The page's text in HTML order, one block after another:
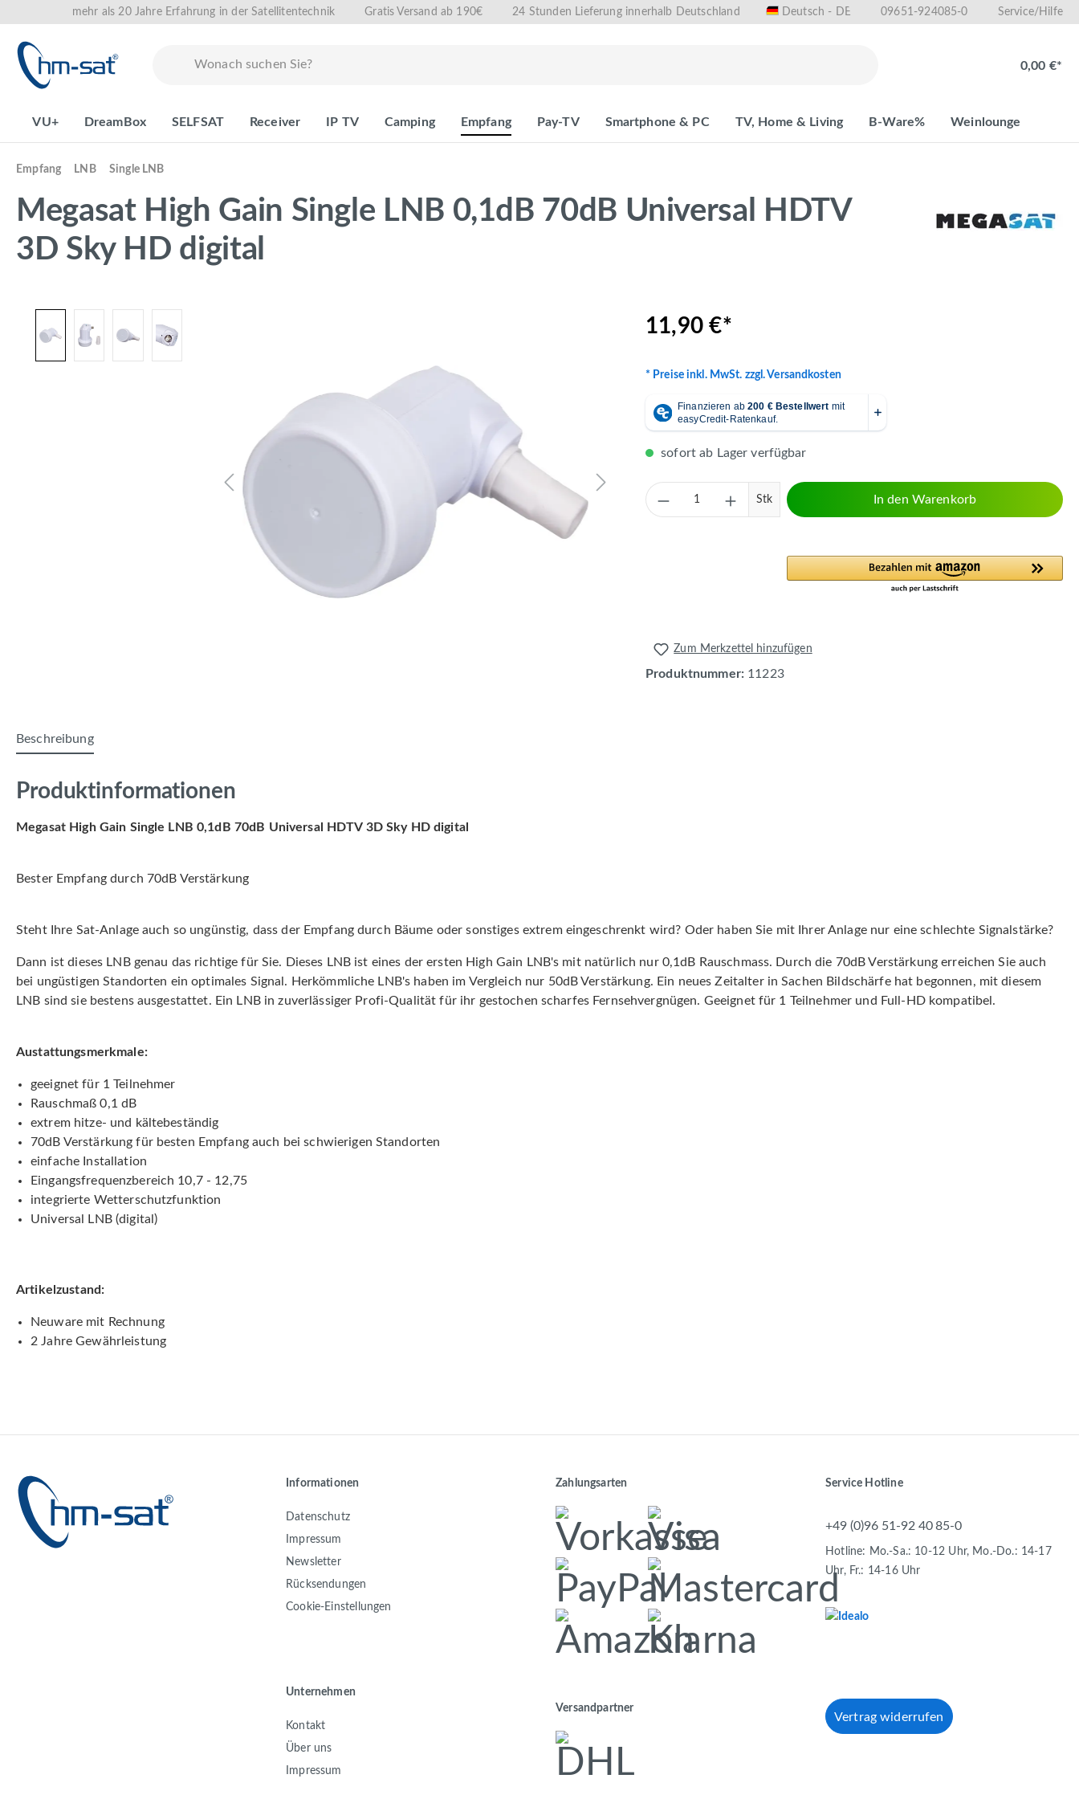
Zur Hauptnavigation springen
mehr als 20 Jahre Erfahrung in der Satellitentechnik Gratis Versand ab 190€ 24 Stunden Lieferung innerhalb Deutschland Deutsch - DE 09651-924085-0 Service/Hilfe
0,00 €*
VU+ DreamBox SELFSAT Receiver IP TV Camping Empfang Pay-TV Smartphone & PC TV, Home & Living B-Ware% Weinlounge
Empfang LNB Single LNB
Megasat High Gain Single LNB 0,1dB 70dB Universal HDTV
3D Sky HD digital
11,90 €*
* Preise inkl. MwSt. zzgl. Versandkosten
sofort ab Lager verfügbar
Produkt Anzahl: Gib den gewünschten Wert ein
Stk In den Warenkorb
Zum Merkzettel hinzufügen
Produktnummer: 11223
Beschreibung
Produktinformationen
Megasat High Gain Single LNB 0,1dB 70dB Universal HDTV 3D Sky HD digital
Bester Empfang durch 70dB Verstärkung
Steht Ihre Sat-Anlage auch so ungünstig, dass der Empfang durch Bäume oder sonstiges extrem eingeschrenkt wird? Oder haben Sie mit Ihrer Anlage nur eine schlechte Signalstärke?
Dann ist dieses LNB genau das richtige für Sie. Dieses LNB ist eines der ersten High Gain LNB's mit natürlich nur 0,1dB Rauschmass. Durch die 70dB Verstärkung erreichen Sie auch
bei ungüstigen Standorten ein optimales Signal. Herkömmliche LNB's haben im Vergleich nur 50dB Verstärkung. Ein neues Zeitalter in Sachen Bildschärfe hat begonnen, mit diesem
LNB sind sie bestens ausgestattet. Ein LNB in zuverlässiger Profi-Qualität für ihr gestochen scharfes Fernsehvergnügen. Geeignet für 1 Teilnehmer und Full-HD kompatibel.
Austattungsmerkmale:
geeignet für 1 Teilnehmer
Rauschmaß 0,1 dB
extrem hitze- und kältebeständig
70dB Verstärkung für besten Empfang auch bei schwierigen Standorten
einfache Installation
Eingangsfrequenzbereich 10,7 - 12,75
integrierte Wetterschutzfunktion
Universal LNB (digital)
Artikelzustand:
Neuware mit Rechnung
2 Jahre Gewährleistung
Informationen
Datenschutz
Impressum
Newsletter
Rücksendungen
Cookie-Einstellungen
Unternehmen
Kontakt
Über uns
Impressum
Zahlungsarten
Versandpartner
Service Hotline
+49 (0)96 51-92 40 85-0
Hotline: Mo.-Sa.: 10-12 Uhr, Mo.-Do.: 14-17
Uhr, Fr.: 14-16 Uhr
Vertrag widerrufen